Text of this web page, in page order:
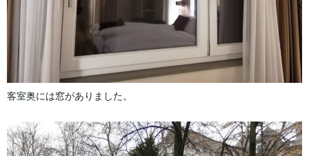
客室奥には窓がありました。